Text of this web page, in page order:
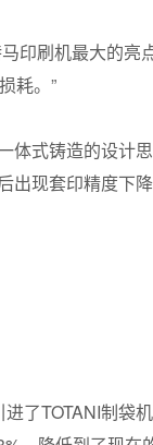
印刷机最大的
耗。”
体式铸造的设计
出现套印精度下
了TOTANI制